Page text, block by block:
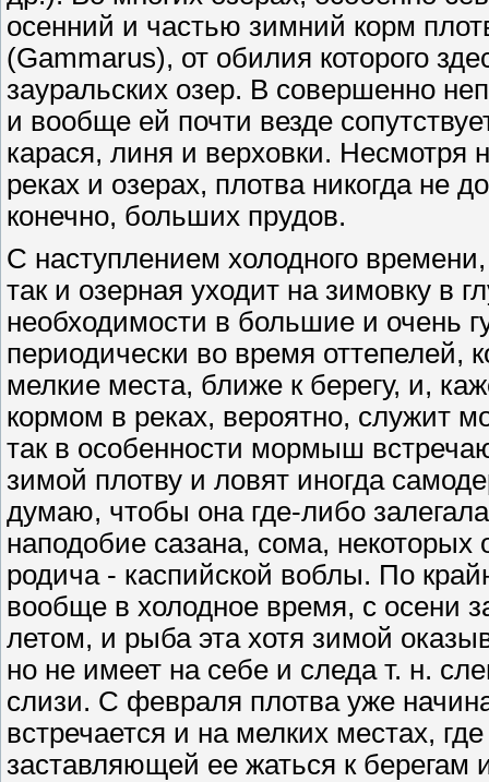
осенний и частью зимний корм
(Gammarus), от обилия которого
зауральских озер. В совершенно
и вообще ей почти везде
карася, линя и верховки. Несмотря
реках и озерах, плотва никогда не
конечно, больших прудов.
С наступлением холодного
так и озерная уходит на зимовку в
необходимости в большие и очень
периодически во время оттепелей,
мелкие места, ближе к берегу, и,
кормом в реках, вероятно, служит
так в особенности мормыш
зимой плотву и ловят иногда
думаю, чтобы она где-либо
наподобие сазана, сома,
родича - каспийской воблы. По
вообще в холодное время, с осени
летом, и рыба эта хотя зимой
но не имеет на себе и следа т. н.
слизи. С февраля плотва уже
встречается и на мелких местах,
заставляющей ее жаться к берегам